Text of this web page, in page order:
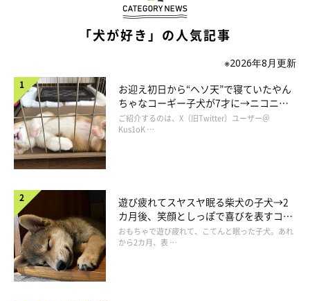
「このコがケージの中で、私の目をじっと見ていたんです。その
瞬間、『うちのお嬢になる？』と声をかけてしまいました。
そのあともじーっと私の目を見つめていて、思わず涙が出てしま
って……。夫に『このコがいい。このコじゃなかったら、もう犬
は飼わない』と伝え、お嬢を迎えることにしました」
「犬が好き」の人気記事
※2026年8月更新
お迎え初日から“ヘソ天”で寝ていたやん
ちゃなコーギー子犬が7才に→ニコニ
コ“コーギースマイル”が魅力のコに成
長！
ご紹介するのは、X（旧Twitter）ユーザー＠
Kus1oK …
遊び疲れてスヤスヤ眠る柴犬の子犬→2
カ月後、笑顔としっぽで喜びを表すコに
成長！
おもちゃで遊び疲れて、こてんと眠った子犬。あれ
から2カ月、表 …